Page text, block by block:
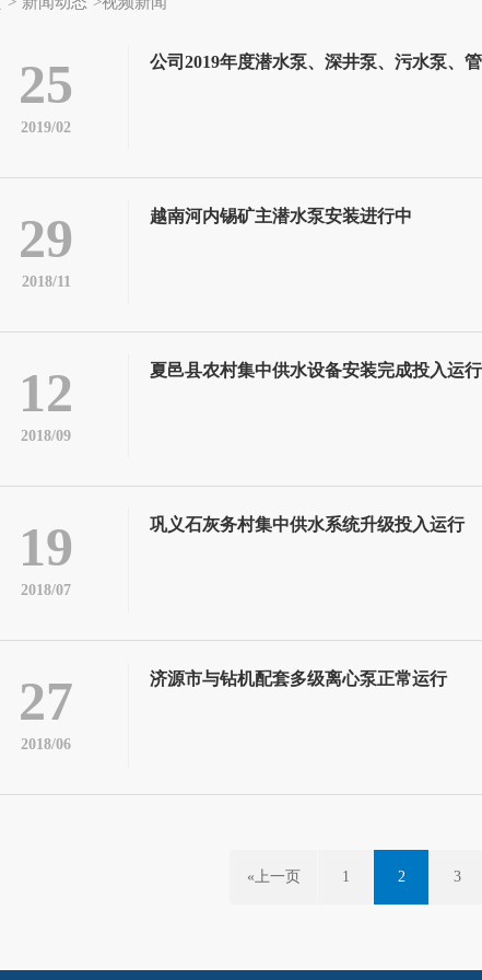
25
2019/02
公司2019年度潜水泵、深井泵、污水泵、
29
2018/11
越南河内锡矿主潜水泵安装进行中
12
2018/09
夏邑县农村集中供水设备安装完成投入运行
19
2018/07
巩义石灰务村集中供水系统升级投入运行
27
2018/06
济源市与钻机配套多级离心泵正常运行
«上一页 1 2 3